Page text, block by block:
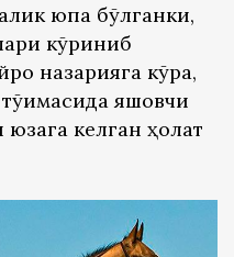
юпқа бўлганки,
кўриниб
назарияга кўра,
яшовчи
юзага келган ҳолат